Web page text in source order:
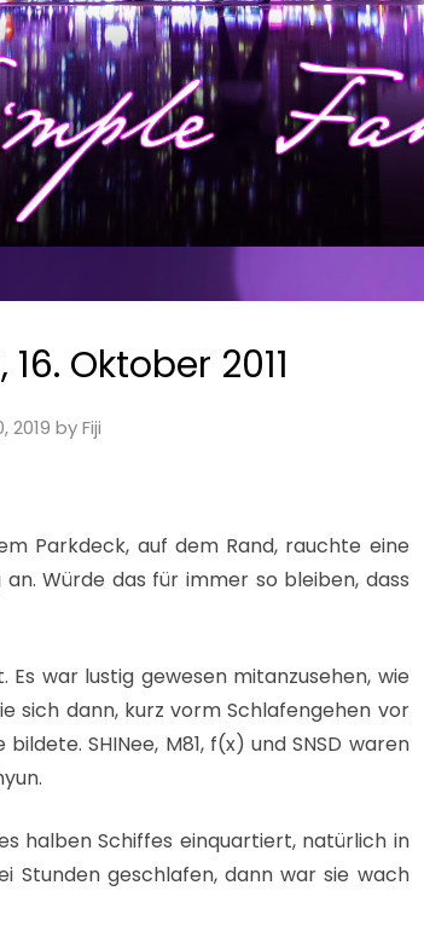
Oktober 2011
2019 byFiji
Parkdeck, auf dem Rand, rauchte eine
Würde das für immer so bleiben, dass
war lustig gewesen mitanzusehen, wie
sich dann, kurz vorm Schlafengehen vor
SHINee, M81, f(x) und SNSD waren
halben Schiffes einquartiert, natürlich in
Stunden geschlafen, dann war sie wach